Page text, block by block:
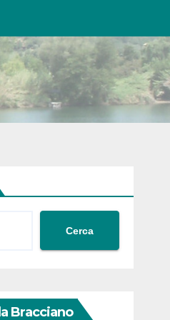
Cerca
Bracciano